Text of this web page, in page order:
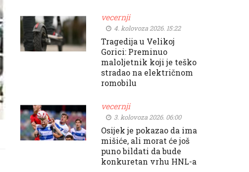
vecernji
4. kolovoza 2026. 15:22
Tragedija u Velikoj
Gorici: Preminuo
maloljetnik koji je teško
stradao na električnom
romobilu
vecernji
3. kolovoza 2026. 06:00
Osijek je pokazao da ima
mišiće, ali morat će još
puno bildati da bude
konkuretan vrhu HNL-a